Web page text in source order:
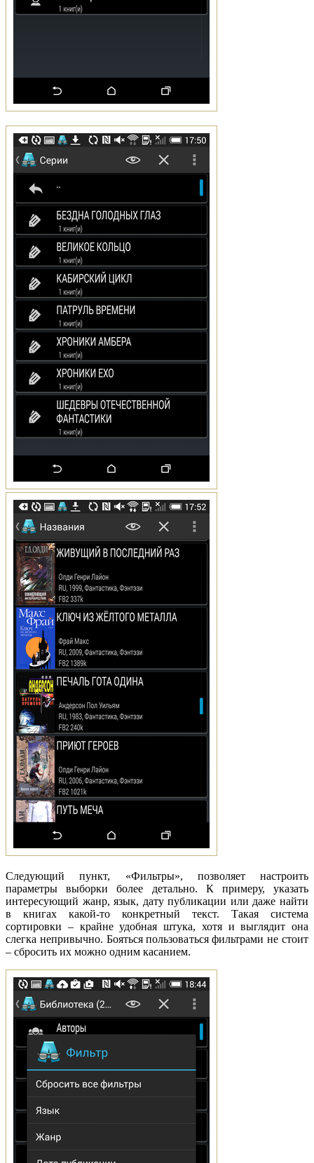
Следующий пункт, «Фильтры», позволяет настроить
параметры выборки более детально. К примеру, указать
интересующий жанр, язык, дату публикации или даже найти
в книгах какой-то конкретный текст. Такая система
сортировки – крайне удобная штука, хотя и выглядит она
слегка непривычно. Бояться пользоваться фильтрами не стоит
– сбросить их можно одним касанием.